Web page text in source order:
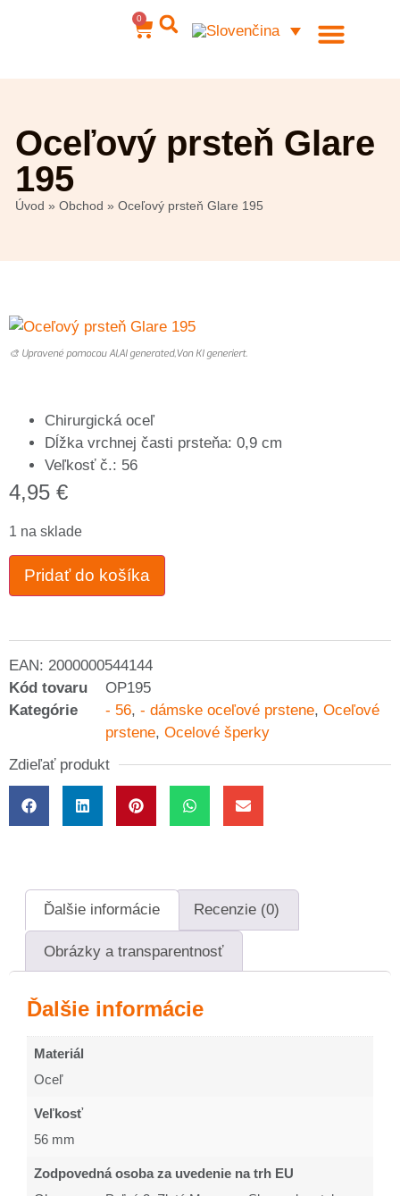
0
Oceľový prsteň Glare
195
Úvod » Obchod » Oceľový prsteň Glare 195
🎨 Upravené pomocou AI,AI generated,Von KI generiert.
Chirurgická oceľ
Dĺžka vrchnej časti prsteňa: 0,9 cm
Veľkosť č.: 56
4,95 €
1 na sklade
Pridať do košíka
EAN: 2000000544144
Kód tovaru
OP195
Kategórie
- 56, - dámske oceľové prstene, Oceľové
prstene, Ocelové šperky
Zdieľať produkt
Ďalšie informácie Recenzie (0)
Obrázky a transparentnosť
Ďalšie informácie
Materiál
Oceľ
Veľkosť
56 mm
Zodpovedná osoba za uvedenie na trh EU